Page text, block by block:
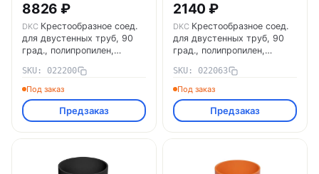
8826 ₽
DKC Крестообразное соед.
для двустенных труб, 90
град., полипропилен,
SKU: 022200
Под заказ
Предзаказ
2140 ₽
DKC Крестообразное соед.
для двустенных труб, 90
град., полипропилен,
SKU: 022063
Под заказ
Предзаказ